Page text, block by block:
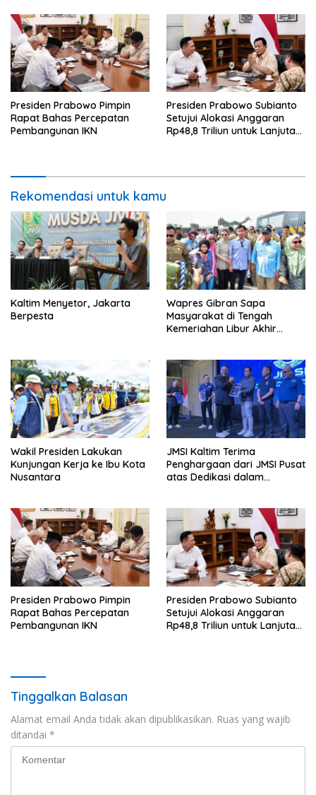
Presiden Prabowo Pimpin
Rapat Bahas Percepatan
Pembangunan IKN
Presiden Prabowo Subianto
Setujui Alokasi Anggaran
Rp48,8 Triliun untuk Lanjutan
Rekomendasi untuk kamu
Kaltim Menyetor, Jakarta
Berpesta
Wapres Gibran Sapa
Masyarakat di Tengah
Kemeriahan Libur Akhir
Wakil Presiden Lakukan
Kunjungan Kerja ke Ibu Kota
Nusantara
JMSI Kaltim Terima
Penghargaan dari JMSI Pusat
atas Dedikasi dalam
Presiden Prabowo Pimpin
Rapat Bahas Percepatan
Pembangunan IKN
Presiden Prabowo Subianto
Setujui Alokasi Anggaran
Rp48,8 Triliun untuk Lanjutan
Tinggalkan Balasan
Alamat email Anda tidak akan dipublikasikan. Ruas yang wajib
ditandai *